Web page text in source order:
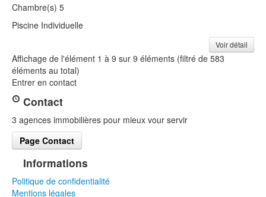
Chambre(s) 5
Piscine Individuelle
Voir détail
Affichage de l'élément 1 à 9 sur 9 éléments (filtré de 583
éléments au total)
Entrer en contact
Contact
3 agences immobilières pour mieux vour servir
Page Contact
Informations
Politique de confidentialité
Mentions légales